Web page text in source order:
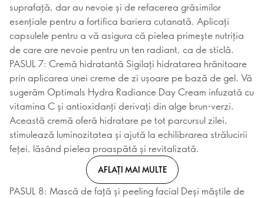
suprafață, dar au nevoie și de refacerea grăsimilor
esențiale pentru a fortifica bariera cutanată. Aplicați
capsulele pentru a vă asigura că pielea primește nutriția
de care are nevoie pentru un ten radiant, ca de sticlă.
PASUL 7: Cremă hidratantă Sigilați hidratarea hrănitoare
prin aplicarea unei creme de zi ușoare pe bază de gel. Vă
sugerăm Optimals Hydra Radiance Day Cream infuzată cu
vitamina C și antioxidanți derivați din alge brun-verzi.
Această cremă oferă hidratare pe tot parcursul zilei,
stimulează luminozitatea și ajută la echilibrarea strălucirii
feței, lăsând pielea proaspătă și revitalizată.
AFLAȚI MAI MULTE
PASUL 8: Mască de față și peeling facial Deși măștile de